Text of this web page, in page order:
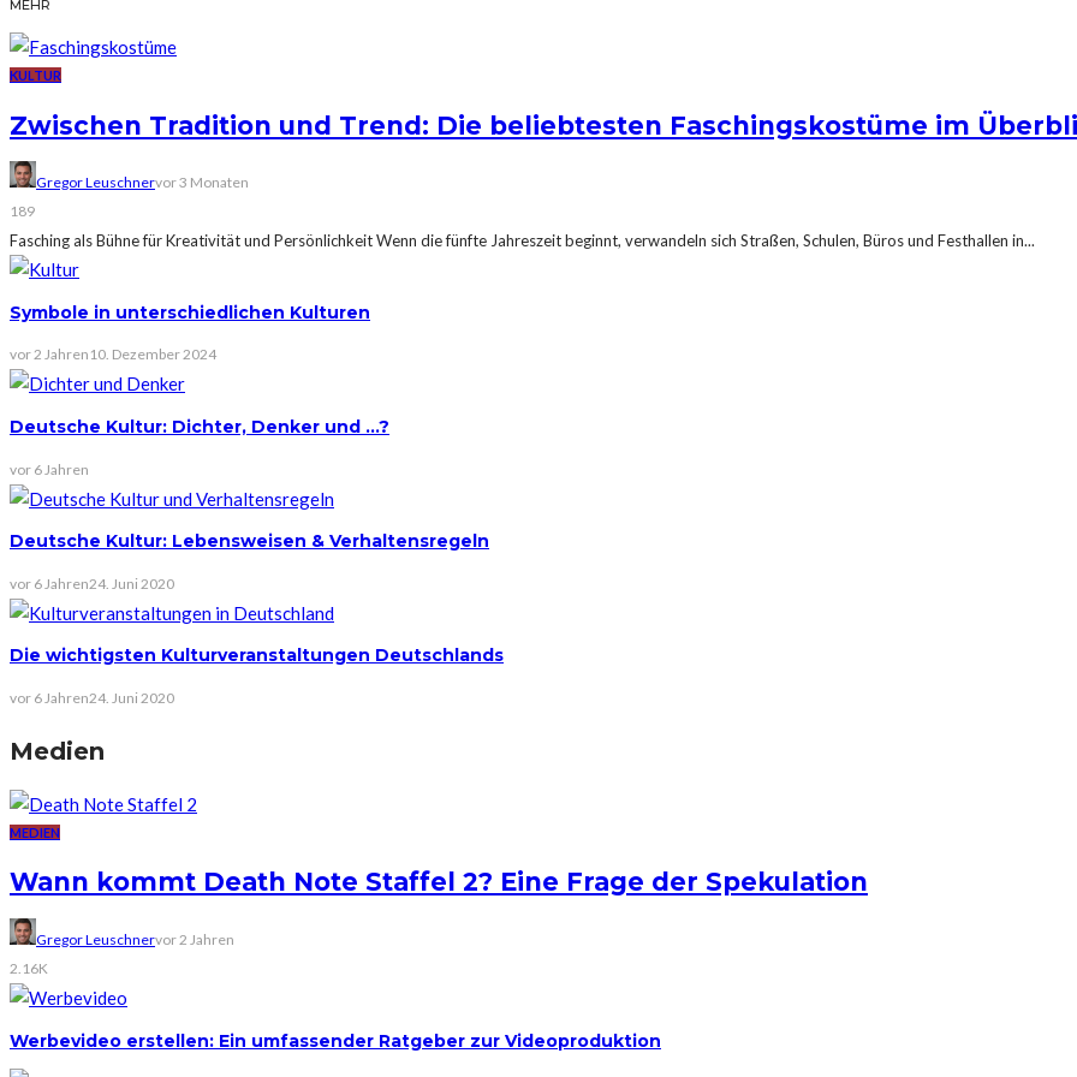
MEHR
KULTUR
Zwischen Tradition und Trend: Die beliebtesten Faschingskostüme im
Gregor Leuschnervor 3 Monaten
189
Fasching als Bühne für Kreativität und Persönlichkeit Wenn die fünfte Jahreszeit beginnt, verwandeln sich Straßen, Schulen, Büros und Festhallen in...
Symbole in unterschiedlichen Kulturen
vor 2 Jahren 10. Dezember 2024
Deutsche Kultur: Dichter, Denker und …?
vor 6 Jahren
Deutsche Kultur: Lebensweisen & Verhaltensregeln
vor 6 Jahren24. Juni 2020
Die wichtigsten Kulturveranstaltungen Deutschlands
vor 6 Jahren24. Juni 2020
Medien
MEDIEN
Wann kommt Death Note Staffel 2? Eine Frage der Spekulation
Gregor Leuschnervor 2 Jahren
2.16K
Werbevideo erstellen: Ein umfassender Ratgeber zur Videoproduktion